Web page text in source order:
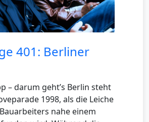
401: Berliner
– darum geht’s Berlin steht
1998, als die Leiche
nahe einem